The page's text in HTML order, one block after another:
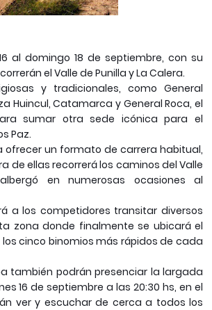
al domingo 18 de septiembre, con su
el Valle de Punilla y La Calera.
y tradicionales, como General
Huincul, Catamarca y General Roca, el
sumar otra sede icónica para el
Paz.
ofrecer un formato de carrera habitual,
de ellas recorrerá los caminos del Valle
en numerosas ocasiones al
a los competidores transitar diversos
zona donde finalmente se ubicará el
cinco binomios más rápidos de cada
también podrán presenciar la largada
16 de septiembre a las 20:30 hs, en el
ver y escuchar de cerca a todos los